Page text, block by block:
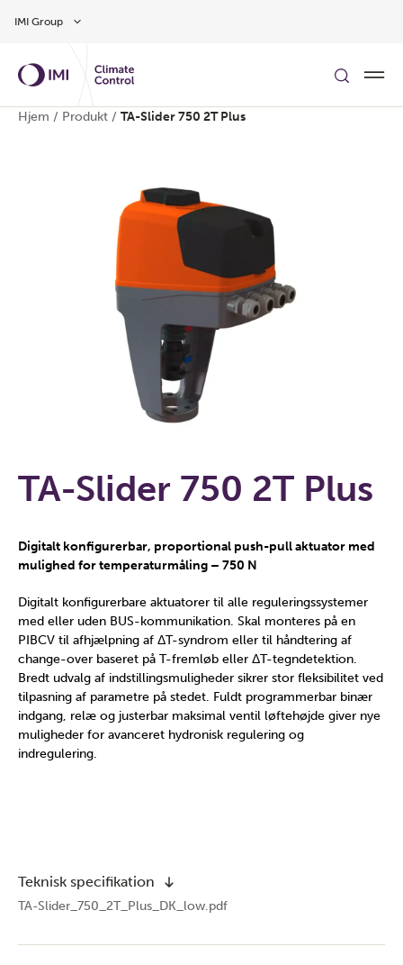
IMI Group
Hjem / Produkt / TA-Slider 750 2T Plus
TA-Slider 750 2T Plus
Digitalt konfigurerbar, proportional push-pull aktuator med
mulighed for temperaturmåling – 750 N
Digitalt konfigurerbare aktuatorer til alle reguleringssystemer
med eller uden BUS-kommunikation. Skal monteres på en
PIBCV til afhjælpning af ΔT-syndrom eller til håndtering af
change-over baseret på T-fremløb eller ΔT-tegndetektion.
Bredt udvalg af indstillingsmuligheder sikrer stor fleksibilitet ved
tilpasning af parametre på stedet. Fuldt programmerbar binær
indgang, relæ og justerbar maksimal ventil løftehøjde giver nye
muligheder for avanceret hydronisk regulering og
indregulering.
Teknisk specifikation
TA-Slider_750_2T_Plus_DK_low.pdf